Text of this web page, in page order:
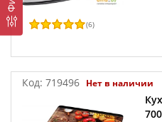
(6)
Код: 719496 Нет в наличии